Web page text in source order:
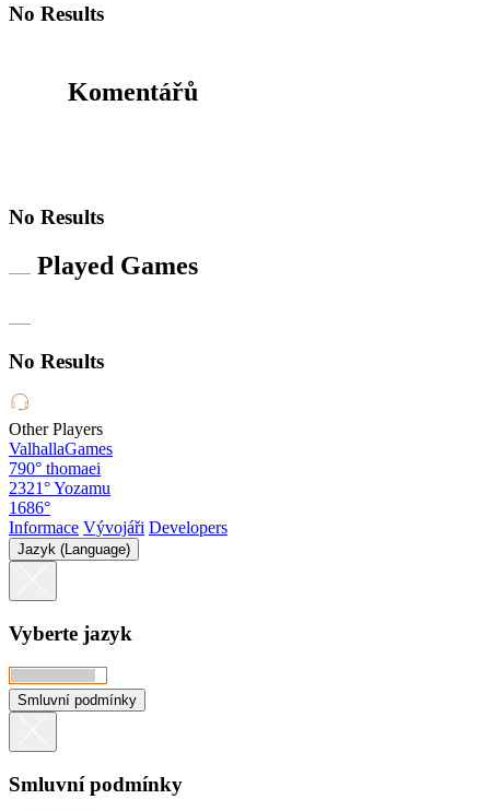
No Results
Komentářů
No Results
Played Games
No Results
Other Players
ValhallaGames
790° thomaei
2321°Yozamu
1686°
Informace Vývojáři Developers
Jazyk (Language)
Vyberte jazyk
Smluvní podmínky
Smluvní podmínky